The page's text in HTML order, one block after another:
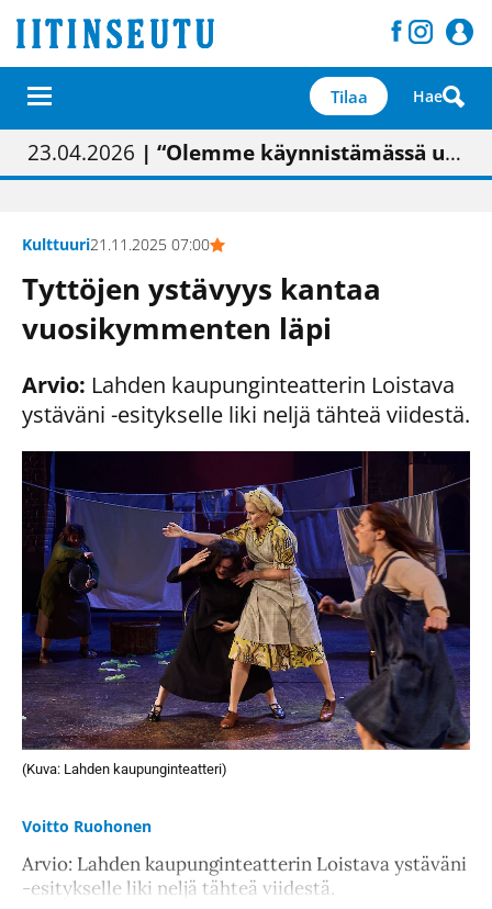
Tilaa Hae
01.02.2026 | Painon vaihtumisen pitäisi näkyä hieman parempana painojäljen laatuna lehdessä
05.02.2026 | Uudistettu kunnantalo on valoisa
23.04.2026 | “Olemme käynnistämässä uudelleen keskustavisiotyön”
09.05.2026| "Maalla on totuttu elämään omavaraisemmin kuin kaupungissa"
Kulttuuri21.11.2025 07:00
Tyttöjen ystävyys kantaa
vuosikymmenten läpi
Arvio: Lahden kaupunginteatterin Loistava
ystäväni -esitykselle liki neljä tähteä viidestä.
(Kuva: Lahden kaupunginteatteri)
Voitto Ruohonen
Arvio: Lahden kaupunginteatterin Loistava ystäväni
-esitykselle liki neljä tähteä viidestä.